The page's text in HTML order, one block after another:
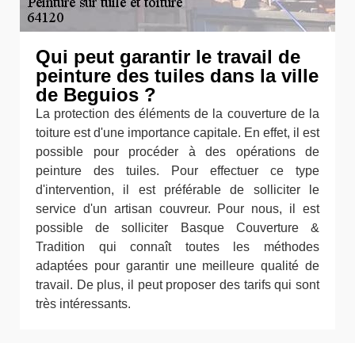
Qui peut garantir le travail de
peinture des tuiles dans la ville
de Beguios ?
La protection des éléments de la couverture de la
toiture est d'une importance capitale. En effet, il est
possible pour procéder à des opérations de
peinture des tuiles. Pour effectuer ce type
d'intervention, il est préférable de solliciter le
service d'un artisan couvreur. Pour nous, il est
possible de solliciter Basque Couverture &
Tradition qui connaît toutes les méthodes
adaptées pour garantir une meilleure qualité de
travail. De plus, il peut proposer des tarifs qui sont
très intéressants.